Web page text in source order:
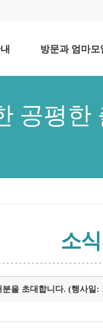
방문과 엄마모
공평한
소식
을 초대합니다. (행사일: